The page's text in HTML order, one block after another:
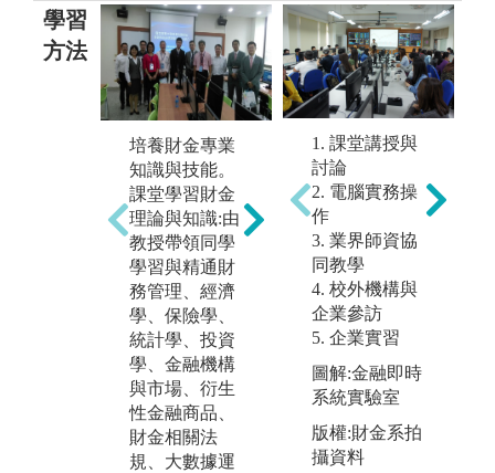
學習
方法
培養財金專業
知識與技能。
課堂學習財金
理論與知識:由
教授帶領同學
學習與精通財
務管理、經濟
學、保險學、
統計學、投資
學、金融機構
與市場、衍生
性金融商品、
財金相關法
規、大數據運
廣泛接觸與判
讀財金相關資
訊
個案報告與時
事分析能力: 針
對國內外實務
教學個案與時
事進行分組報
告，培養搜尋
資訊、分析與
團隊合作能
力。
1. 課堂講授與
討論
2. 電腦實務操
作
3. 業界師資協
同教學
4. 校外機構與
企業參訪
5. 企業實習
圖解:金融即時
系統實驗室
版權:財金系拍
攝資料